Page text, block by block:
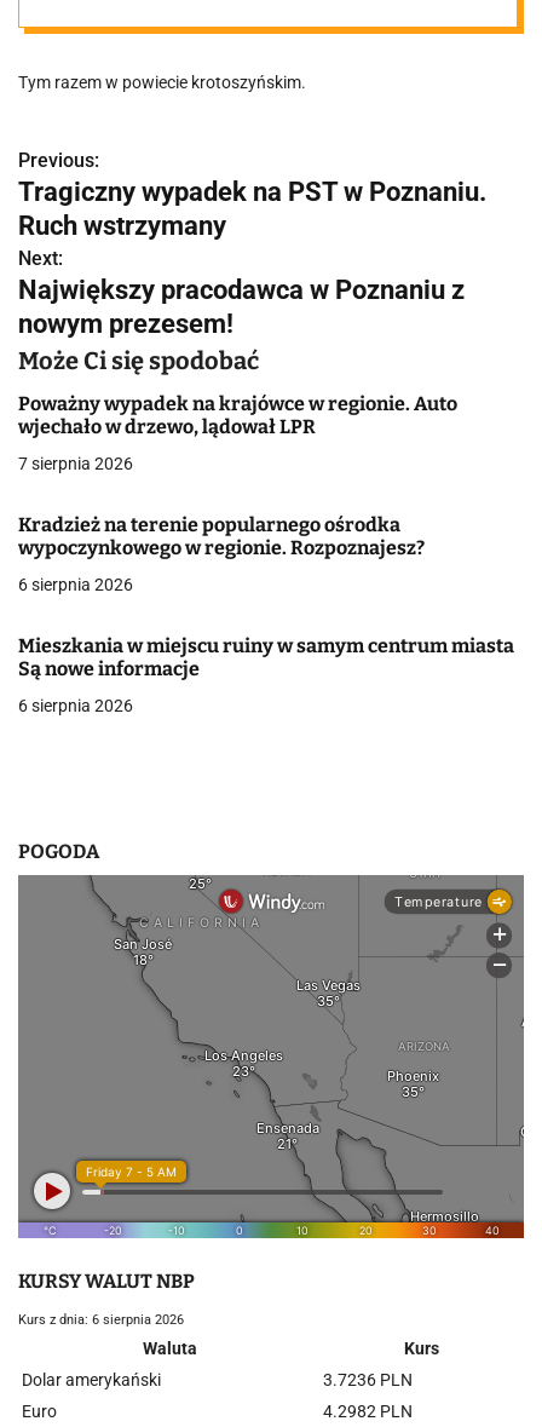
Tym razem w powiecie krotoszyńskim.
N
a
w
i
g
a
c
a
w
i
s
Previous:
Tragiczny wypadek na PST w Poznaniu.
Ruch wstrzymany
Next:
Największy pracodawca w Poznaniu z
nowym prezesem!
Może Ci się spodobać
Poważny wypadek na krajówce w regionie. Auto
wjechało w drzewo, lądował LPR
7 sierpnia 2026
Kradzież na terenie popularnego ośrodka
wypoczynkowego w regionie. Rozpoznajesz?
6 sierpnia 2026
Mieszkania w miejscu ruiny w samym centrum miasta
Są nowe informacje
6 sierpnia 2026
POGODA
KURSY WALUT NBP
Kurs z dnia: 6 sierpnia 2026
Waluta
Kurs
Dolar amerykański
3.7236 PLN
Euro
4.2982 PLN